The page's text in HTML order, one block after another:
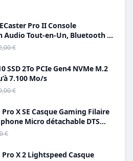
Pro II Console
Audio Tout-en-Un, Bluetooth et
C €
SSD 2To PCIe Gen4 NVMe M.2
7.100 Mo/s
€
X SE Casque Gaming Filaire
Micro détachable DTS
7.1
€
X 2 Lightspeed Casque